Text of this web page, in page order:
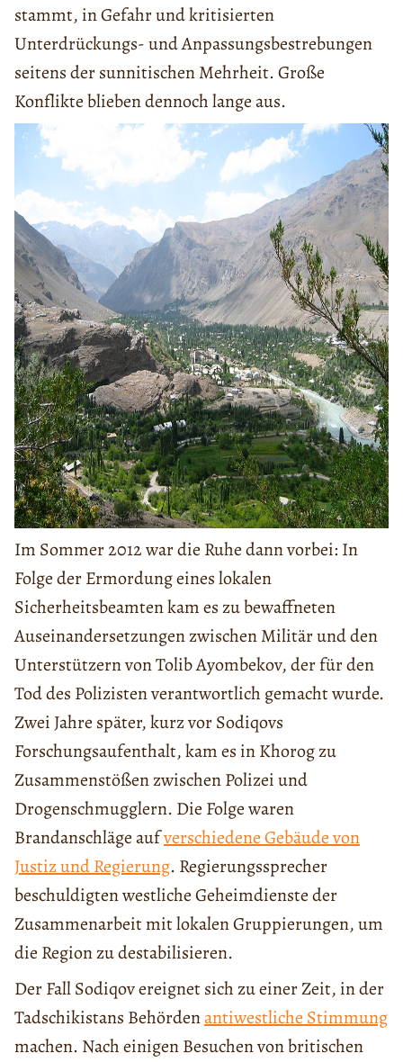
stammt, in Gefahr und kritisierten
Unterdrückungs- und Anpassungsbestrebungen
seitens der sunnitischen Mehrheit. Große
Konflikte blieben dennoch lange aus.
Im Sommer 2012 war die Ruhe dann vorbei: In
Folge der Ermordung eines lokalen
Sicherheitsbeamten kam es zu bewaffneten
Auseinandersetzungen zwischen Militär und den
Unterstützern von Tolib Ayombekov, der für den
Tod des Polizisten verantwortlich gemacht wurde.
Zwei Jahre später, kurz vor Sodiqovs
Forschungsaufenthalt, kam es in Khorog zu
Zusammenstößen zwischen Polizei und
Drogenschmugglern. Die Folge waren
Brandanschläge aufverschiedene Gebäude von
Justiz und Regierung. Regierungssprecher
beschuldigten westliche Geheimdienste der
Zusammenarbeit mit lokalen Gruppierungen, um
die Region zu destabilisieren.
Der Fall Sodiqov ereignet sich zu einer Zeit, in der
Tadschikistans Behördenantiwestliche Stimmung
machen. Nach einigen Besuchen von britischen